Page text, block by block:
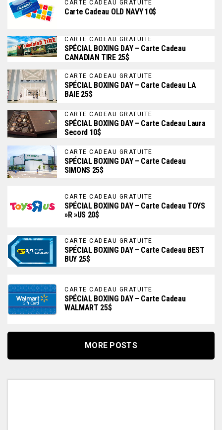
CARTE CADEAU GRATUITE
Carte Cadeau OLD NAVY 10$
CARTE CADEAU GRATUITE
SPÉCIAL BOXING DAY – Carte Cadeau
CANADIAN TIRE 25$
CARTE CADEAU GRATUITE
SPÉCIAL BOXING DAY – Carte Cadeau LA
BAIE 25$
CARTE CADEAU GRATUITE
SPÉCIAL BOXING DAY – Carte Cadeau Laura
Secord 10$
CARTE CADEAU GRATUITE
SPÉCIAL BOXING DAY – Carte Cadeau
SIMONS 25$
CARTE CADEAU GRATUITE
SPÉCIAL BOXING DAY – Carte Cadeau TOYS
»R »US 20$
CARTE CADEAU GRATUITE
SPÉCIAL BOXING DAY – Carte Cadeau BEST
BUY 25$
CARTE CADEAU GRATUITE
SPÉCIAL BOXING DAY – Carte Cadeau
WALMART 25$
MORE POSTS